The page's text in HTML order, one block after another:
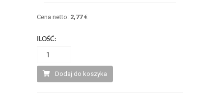
Cena netto: 2,77€
ILOŚĆ:
Dodaj do koszyka